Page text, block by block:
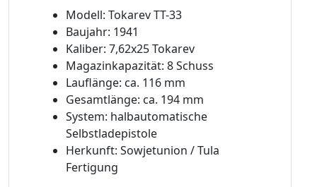
Modell: Tokarev TT-33
Baujahr: 1941
Kaliber: 7,62x25 Tokarev
Magazinkapazität: 8 Schuss
Lauflänge: ca. 116 mm
Gesamtlänge: ca. 194 mm
System: halbautomatische
Selbstladepistole
Herkunft: Sowjetunion / Tula
Fertigung